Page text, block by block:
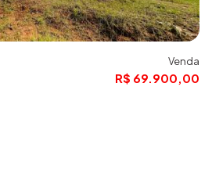
Venda
R$ 69.900,00